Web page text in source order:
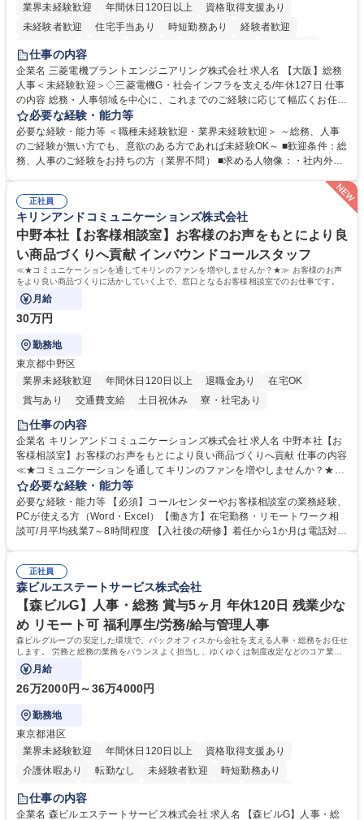
業界未経験歓迎
年間休日120日以上
資格取得支援あり
未経験者歓迎
住宅手当あり 時短勤務あり
経験者歓迎
退職金あり
駅近5分以内
土日祝休み 服装自由 寮・社宅あり 食事補助あり
仕事の内容
企業名 三菱電機プラントエンジニアリング株式会社 求人名 【大阪】総務
人事＜未経験歓迎＞◇三菱電機G・社会インフラを支える/年休127日 仕事
の内容 総務・人事領域を中心に、これまでのご経験に応じて幅広くお任せ
します。 ＜具体的には＞ ・総務/人事労務（給与・社保・勤怠管理など）
・採用・教育研修 ・福利厚生運用 など ※基本的には事務所勤務ですが、
採用や教育等の業務内容により、関西圏以外への日帰り・宿泊を伴う国内
出張もございます。 ※担当業務を持ちつつ、お互いに助け合いながら、総
総務人事＜未経験歓迎＞◇三菱電機G・社会インフラを支える/年休127日
必要な経験・能力等
必要な経験・能力等 ＜職種未経験歓迎・業界未経験歓迎＞ ～総務、人事
のご経験が無い方でも、意欲のある方であれば未経験OK～ ■歓迎条件：総
務、人事のご経験をお持ちの方（業界不問） ■求める人物像：・社内外の
ミュニケーション能力を持っている方 ・人事総務領域に興味がありゼネラ
正社員
キリンアンドコミュニケーションズ株式会社
中野本社【お客様相談室】お客様のお声をもとにより良
い商品づくりへ貢献 インバウンドコールスタッフ
≪★コミュニケーションを通してキリンのファンを増やしませんか？★≫ お客様のお声
をより良い商品づくりに活かしていく上で、窓口となるお客様相談室でのお仕事です。
月給
30万円
勤務地
東京都中野区
業界未経験歓迎
年間休日120日以上 退職金あり
在宅OK
賞与あり
交通費支給 土日祝休み 寮・社宅あり
仕事の内容
企業名 キリンアンドコミュニケーションズ株式会社 求人名 中野本社【お
客様相談室】お客様のお声をもとにより良い商品づくりへ貢献 仕事の内容
≪★コミュニケーションを通してキリンのファンを増やしませんか？★≫
お客様のお声をより良い商品づくりに活かしていく上で、窓口となるお客
様相談室でのお仕事です。 日々お客様からいただくキリングループへのご
意見を、企業活動に活かしています。お客様からの声に迅速かつ誠意をも
って対応、情報提供するとともにグループ内活動に反映しています。 【具
平均100件前後■メール・手紙：同上40件前後 募集職種 中野本社【お客様
相談室】お客様のお声をもとにより良い商品づくりへ貢献
必要な経験・能力等
必要な経験・能力等 【必須】コールセンターやお客様相談室の業務経験、
PCが使える方（Word・Excel）【働き方】在宅勤務・リモートワーク相
談可/月平均残業7～8時間程度 【入社後の研修】着任から1か月は電話対応
すのでご安心ください。 【当社について】キリングループの広報機能を担
う会社として、お客様との出会いを大切にし、磨き上げたホスピタリティ
を込めてコミュニケーションをとりながら広報関連業務を行っておりま
す。 学歴・資格 学歴：大学院 大学 高専 短大 専修学校 高校 語学力： 資
格：
正社員
森ビルエステートサービス株式会社
【森ビルG】人事・総務 賞与5ヶ月 年休120日 残業少な
め リモート可 福利厚生/労務/給与管理人事
森ビルグループの安定した環境で、バックオフィスから会社を支える人事・総務をお任せ
します。 労務と総務の業務をバランスよく担当し、ゆくゆくは制度改定などのコア業務
にも挑戦できる、やりがいある環境です。
月給
26万2000円～36万4000円
勤務地
東京都港区
業界未経験歓迎
年間休日120日以上
資格取得支援あり
介護休暇あり
転勤なし 未経験者歓迎
時短勤務あり
経験者歓迎
完全週休2日制
交通費支給 長期歓迎 駅近5分以内 土日祝休み
仕事の内容
企業名 森ビルエステートサービス株式会社 求人名 【森ビルG】人事・総